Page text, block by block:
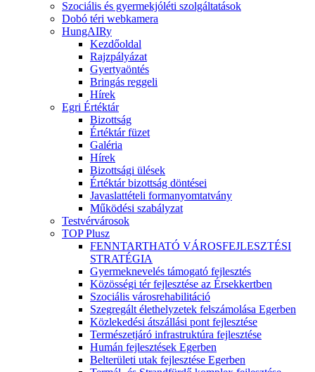
Szociális és gyermekjóléti szolgáltatások
Dobó téri webkamera
HungAIRy
Kezdőoldal
Rajzpályázat
Gyertyaöntés
Bringás reggeli
Hírek
Egri Értéktár
Bizottság
Értéktár füzet
Galéria
Hírek
Bizottsági ülések
Értéktár bizottság döntései
Javaslattételi formanyomtatvány
Működési szabályzat
Testvérvárosok
TOP Plusz
FENNTARTHATÓ VÁROSFEJLESZTÉSI
STRATÉGIA
Gyermeknevelés támogató fejlesztés
Közösségi tér fejlesztése az Érsekkertben
Szociális városrehabilitáció
Szegregált élethelyzetek felszámolása Egerben
Közlekedési átszállási pont fejlesztése
Természetjáró infrastruktúra fejlesztése
Humán fejlesztések Egerben
Belterületi utak fejlesztése Egerben